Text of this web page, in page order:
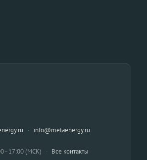
· info@metaenergy.ru
(МСК) · Все контакты